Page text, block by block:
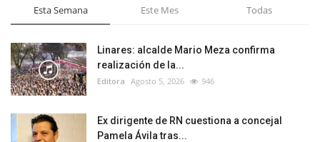
Esta Semana Este Mes Todas
Linares: alcalde Mario Meza confirma
realización de la...
Editora Agosto 5, 2026 946
Ex dirigente de RN cuestiona a concejal
Pamela Ávila tras...